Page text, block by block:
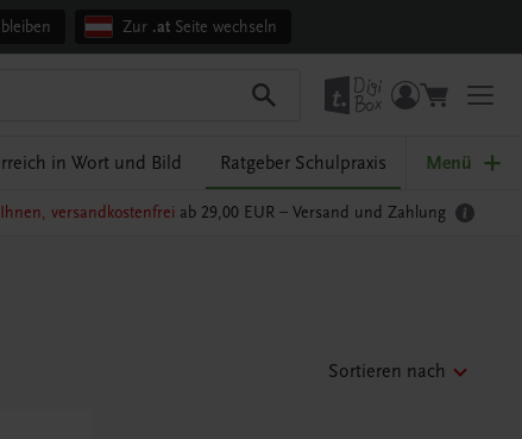
Zur .atSeite wechseln
in Wort und Bild Ratgeber Schulpraxis Menü
versandkostenfrei ab 29,00 EUR – Versand und Zahlung
Sortieren nach